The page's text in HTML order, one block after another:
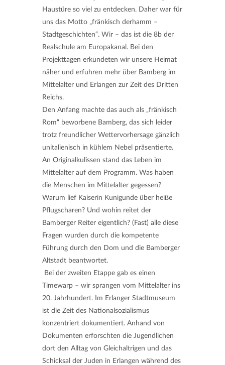
Haustüre so viel zu entdecken. Daher war für
uns das Motto „fränkisch derhamm –
Stadtgeschichten“. Wir – das ist die 8b der
Realschule am Europakanal. Bei den
Projekttagen erkundeten wir unsere Heimat
näher und erfuhren mehr über Bamberg im
Mittelalter und Erlangen zur Zeit des Dritten
Reichs.
Den Anfang machte das auch als „fränkisch
Rom“ beworbene Bamberg, das sich leider
trotz freundlicher Wettervorhersage gänzlich
unitalienisch in kühlem Nebel präsentierte.
An Originalkulissen stand das Leben im
Mittelalter auf dem Programm. Was haben
die Menschen im Mittelalter gegessen?
Warum lief Kaiserin Kunigunde über heiße
Pflugscharen? Und wohin reitet der
Bamberger Reiter eigentlich? (Fast) alle diese
Fragen wurden durch die kompetente
Führung durch den Dom und die Bamberger
Altstadt beantwortet.
Bei der zweiten Etappe gab es einen
Timewarp – wir sprangen vom Mittelalter ins
20. Jahrhundert. Im Erlanger Stadtmuseum
ist die Zeit des Nationalsozialismus
konzentriert dokumentiert. Anhand von
Dokumenten erforschten die Jugendlichen
dort den Alltag von Gleichaltrigen und das
Schicksal der Juden in Erlangen während des